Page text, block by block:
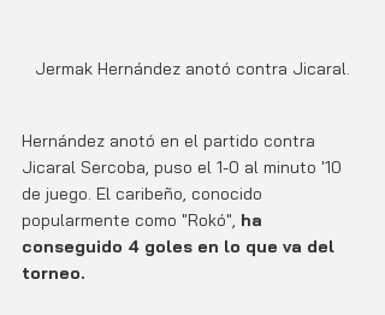
Jermak Hernández anotó contra Jicaral.
Hernández anotó en el partido contra
Jicaral Sercoba, puso el 1-0 al minuto '10
de juego. El caribeño, conocido
popularmente como "Rokó", ha
conseguido 4 goles en lo que va del
torneo.